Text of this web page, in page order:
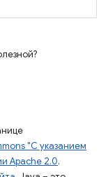
"С указанием
Apache 2.0.